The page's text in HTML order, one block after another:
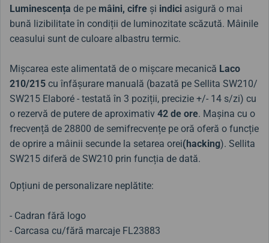
Luminescența de pe mâini, cifre și indici asigură o mai
bună lizibilitate în condiții de luminozitate scăzută. Mâinile
ceasului sunt de culoare albastru termic.
Mișcarea este alimentată de o mișcare mecanică Laco
210/215 cu înfășurare manuală (bazată pe Sellita SW210/
SW215 Elaboré - testată în 3 poziții, precizie +/- 14 s/zi) cu
o rezervă de putere de aproximativ 42 de ore. Mașina cu o
frecvență de 28800 de semifrecvențe pe oră oferă o funcție
de oprire a mâinii secunde la setarea orei(hacking). Sellita
SW215 diferă de SW210 prin funcția de dată.
Opțiuni de personalizare neplătite:
- Cadran fără logo
- Carcasa cu/fără marcaje FL23883